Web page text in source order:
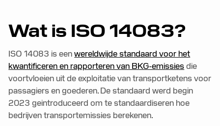
Wat is ISO 14083?
ISO 14083 is eenwereldwijde standaard voor het
kwantificeren en rapporteren van BKG-emissiesdie
voortvloeien uit de exploitatie van transportketens voor
passagiers en goederen. De standaard werd begin
2023 geintroduceerd om te standaardiseren hoe
bedrijven transportemissies berekenen.